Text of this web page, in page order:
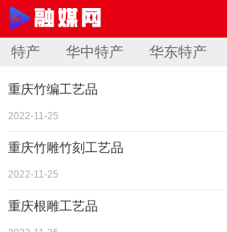
特产 华中特产 华东特产
重庆竹编工艺品
2022-11-25
重庆竹雕竹刻工艺品
2022-11-25
重庆根雕工艺品